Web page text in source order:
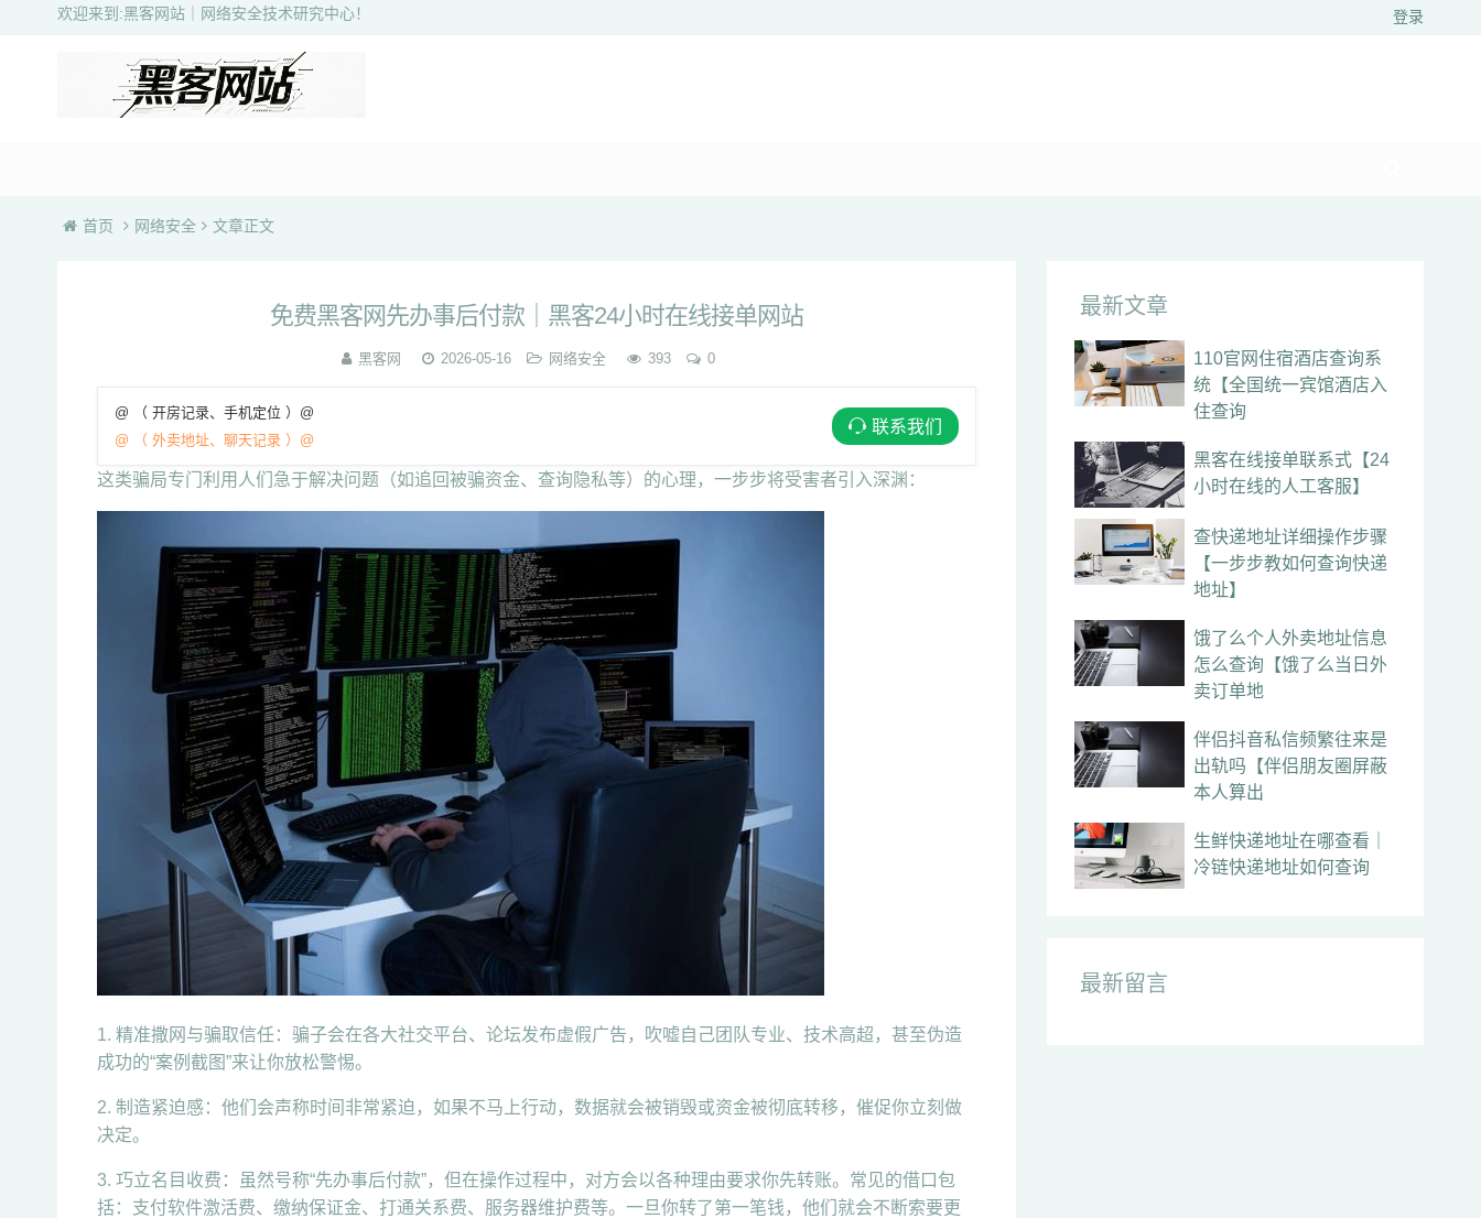
欢迎来到:黑客网站｜网络安全技术研究中心！ 登录
首页 网络安全 文章正文
免费黑客网先办事后付款｜黑客24小时在线接单网站
黑客网 2026-05-16 网络安全 393 0
@ （ 开房记录、手机定位 ）@
@ （ 外卖地址、聊天记录 ）@
联系我们
这类骗局专门利用人们急于解决问题（如追回被骗资金、查询隐私等）的心理，一步步将受害者引入深渊：
1. 精准撒网与骗取信任：骗子会在各大社交平台、论坛发布虚假广告，吹嘘自己团队专业、技术高超，甚至伪造
成功的“案例截图”来让你放松警惕。
2. 制造紧迫感：他们会声称时间非常紧迫，如果不马上行动，数据就会被销毁或资金被彻底转移，催促你立刻做
决定。
3. 巧立名目收费：虽然号称“先办事后付款”，但在操作过程中，对方会以各种理由要求你先转账。常见的借口包
括：支付软件激活费、缴纳保证金、打通关系费、服务器维护费等。一旦你转了第一笔钱，他们就会不断索要更
最新文章
110官网住宿酒店查询系
统【全国统一宾馆酒店入
住查询
黑客在线接单联系式【24
小时在线的人工客服】
查快递地址详细操作步骤
【一步步教如何查询快递
地址】
饿了么个人外卖地址信息
怎么查询【饿了么当日外
卖订单地
伴侣抖音私信频繁往来是
出轨吗【伴侣朋友圈屏蔽
本人算出
生鲜快递地址在哪查看｜
冷链快递地址如何查询
最新留言